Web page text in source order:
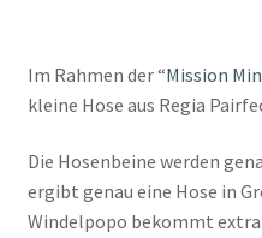
Im Rahmen der “Mission
kleine Hose aus Regia
Die Hosenbeine werden
ergibt genau eine Hose in
Windelpopo bekommt extra